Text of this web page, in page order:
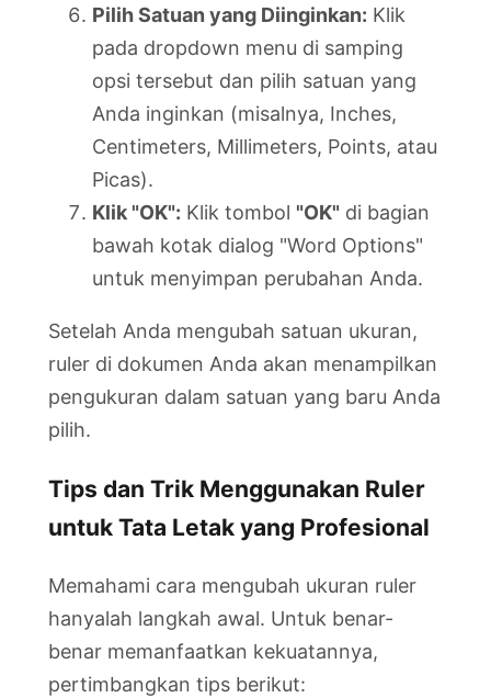
Pilih Satuan yang Diinginkan: Klik
pada dropdown menu di samping
opsi tersebut dan pilih satuan yang
Anda inginkan (misalnya, Inches,
Centimeters, Millimeters, Points, atau
Picas).
Klik "OK": Klik tombol "OK" di bagian
bawah kotak dialog "Word Options"
untuk menyimpan perubahan Anda.
Setelah Anda mengubah satuan ukuran,
ruler di dokumen Anda akan menampilkan
pengukuran dalam satuan yang baru Anda
pilih.
Tips dan Trik Menggunakan Ruler
untuk Tata Letak yang Profesional
Memahami cara mengubah ukuran ruler
hanyalah langkah awal. Untuk benar-
benar memanfaatkan kekuatannya,
pertimbangkan tips berikut: